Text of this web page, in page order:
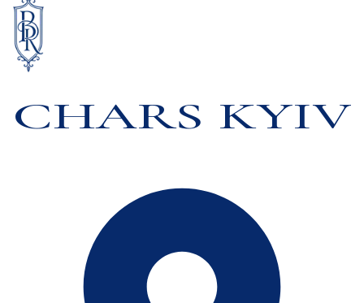
CHARS KYIV